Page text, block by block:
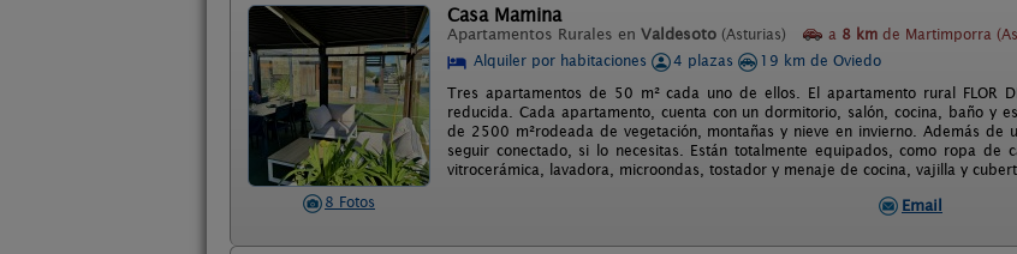
8 Fotos
Casa Mamina
Apartamentos Rurales en Valdesoto (Asturias) a 8 km de Martimporra
Alquiler por habitaciones
4 plazas
19 km de Oviedo
Tres apartamentos de 50 m² cada uno de ellos. El apartamento rural FLOR
reducida. Cada apartamento, cuenta con un dormitorio, salón, cocina, baño y
de 2500 m²rodeada de vegetación, montañas y nieve en invierno. Además de
seguir conectado, si lo necesitas. Están totalmente equipados, como ropa de
vitrocerámica, lavadora, microondas, tostador y menaje de cocina, vajilla y
Email